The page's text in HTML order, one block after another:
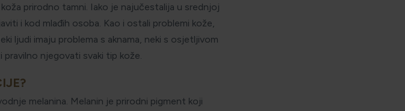
prirodno tamni. Iako je najučestalija u srednjoj
i kod mlađih osoba. Kao i ostali problemi kože,
ljudi imaju problema s aknama, neki s osjetljivom
njegovati svaki tip kože.
melanina. Melanin je prirodni pigment koji